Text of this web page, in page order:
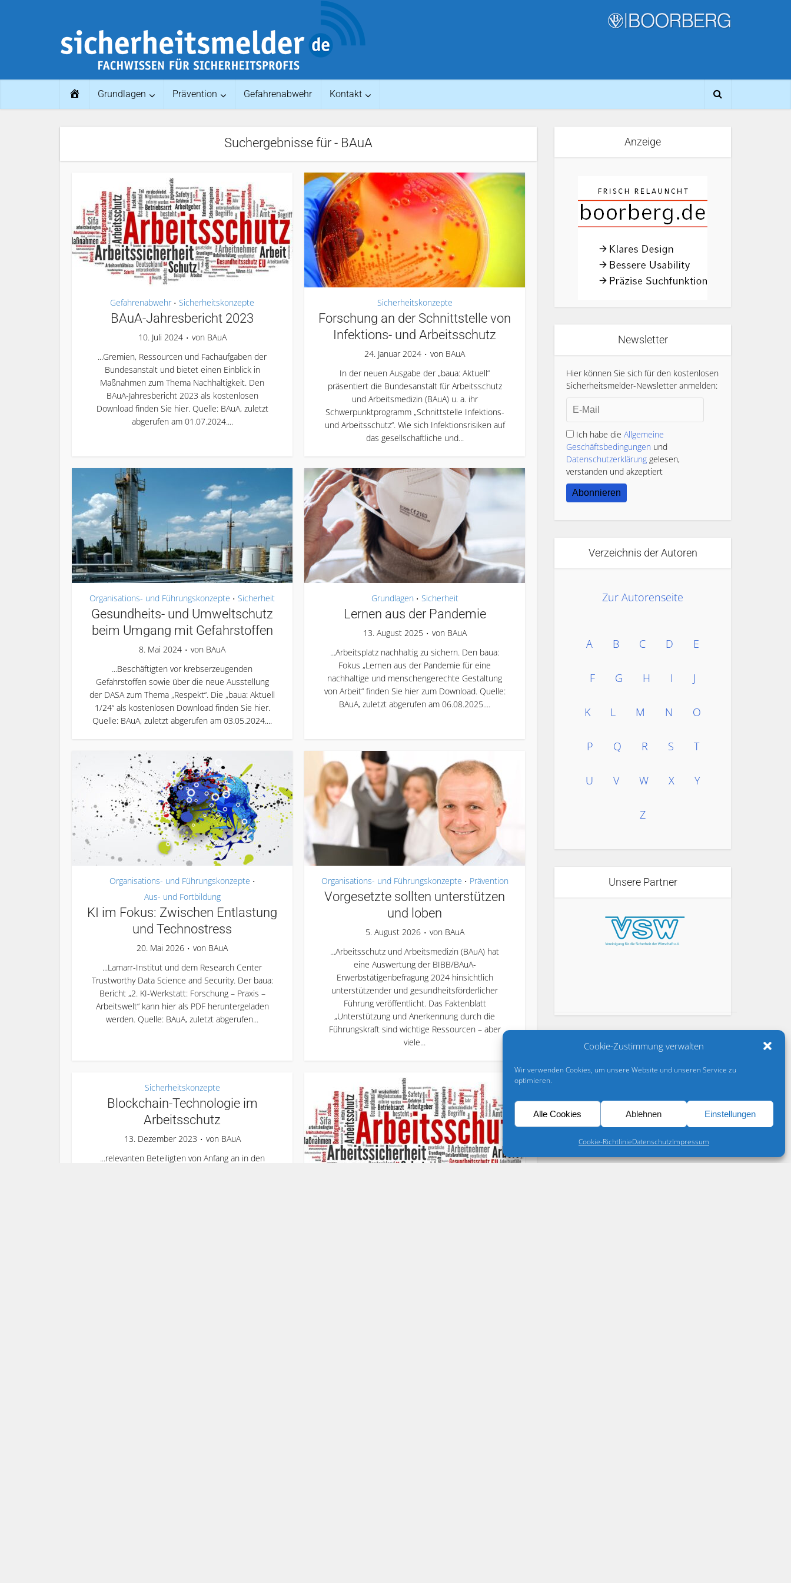
Cookie-Zustimmung verwalten
Wir verwenden Cookies, um unsere Website und unseren Service zu
optimieren.
Alle Cookies Ablehnen Einstellungen
Cookie-RichtlinieDatenschutzImpressum
HomeGrundlagen Prävention Gefahrenabwehr Kontakt
Suchergebnisse für - BAuA
Gefahrenabwehr • Sicherheitskonzepte
BAuA-Jahresbericht 2023
10. Juli 2024 von BAuA
...Gremien, Ressourcen und Fachaufgaben der
Bundesanstalt und bietet einen Einblick in
Maßnahmen zum Thema Nachhaltigkeit. Den
BAuA-Jahresbericht 2023 als kostenlosen
Download finden Sie hier. Quelle: BAuA, zuletzt
abgerufen am 01.07.2024....
Sicherheitskonzepte
Forschung an der Schnittstelle von
Infektions- und Arbeitsschutz
24. Januar 2024 von BAuA
In der neuen Ausgabe der „baua: Aktuell“
präsentiert die Bundesanstalt für Arbeitsschutz
und Arbeitsmedizin (BAuA) u. a. ihr
Schwerpunktprogramm „Schnittstelle Infektions-
und Arbeitsschutz“. Wie sich Infektionsrisiken auf
das gesellschaftliche und...
Organisations- und Führungskonzepte • Sicherheit
Gesundheits- und Umweltschutz
beim Umgang mit Gefahrstoffen
8. Mai 2024 von BAuA
...Beschäftigten vor krebserzeugenden
Gefahrstoffen sowie über die neue Ausstellung
der DASA zum Thema „Respekt“. Die „baua: Aktuell
1/24“ als kostenlosen Download finden Sie hier.
Quelle: BAuA, zuletzt abgerufen am 03.05.2024....
Grundlagen • Sicherheit
Lernen aus der Pandemie
13. August 2025 von BAuA
...Arbeitsplatz nachhaltig zu sichern. Den baua:
Fokus „Lernen aus der Pandemie für eine
nachhaltige und menschengerechte Gestaltung
von Arbeit“ finden Sie hier zum Download. Quelle:
BAuA, zuletzt abgerufen am 06.08.2025....
Organisations- und Führungskonzepte •
Aus- und Fortbildung
KI im Fokus: Zwischen Entlastung
und Technostress
20. Mai 2026 von BAuA
...Lamarr-Institut und dem Research Center
Trustworthy Data Science and Security. Der baua:
Bericht „2. KI-Werkstatt: Forschung – Praxis –
Arbeitswelt“ kann hier als PDF heruntergeladen
werden. Quelle: BAuA, zuletzt abgerufen...
Organisations- und Führungskonzepte • Prävention
Vorgesetzte sollten unterstützen
und loben
5. August 2026 von BAuA
...Arbeitsschutz und Arbeitsmedizin (BAuA) hat
eine Auswertung der BIBB/BAuA-
Erwerbstätigenbefragung 2024 hinsichtlich
unterstützender und gesundheitsförderlicher
Führung veröffentlicht. Das Faktenblatt
„Unterstützung und Anerkennung durch die
Führungskraft sind wichtige Ressourcen – aber
viele...
Sicherheitskonzepte
Blockchain-Technologie im
Arbeitsschutz
13. Dezember 2023 von BAuA
...relevanten Beteiligten von Anfang an in den
Anzeige
Newsletter
Hier können Sie sich für den kostenlosen
Sicherheitsmelder-Newsletter anmelden:
Ich habe die Allgemeine
Geschäftsbedingungen und
Datenschutzerklärung gelesen,
verstanden und akzeptiert
Abonnieren
Verzeichnis der Autoren
Zur Autorenseite
A B C D E
F G H I J
K L M N O
P Q R S T
U V W X Y
Z
Unsere Partner